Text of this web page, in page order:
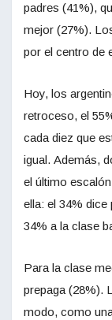
padres (41%),
mejor (27%).
por el centro de
Hoy, los
retroceso, el
cada diez que
igual. Además,
el último
ella: el 34% dice
34% a la clase
Para la clase
prepaga (28%).
modo, como